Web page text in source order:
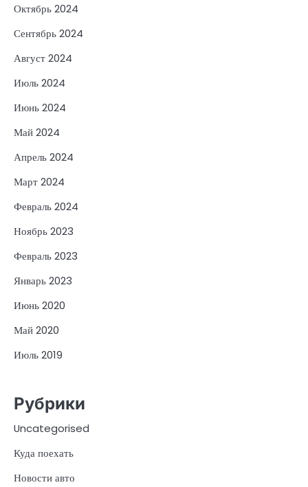
Октябрь 2024
Сентябрь 2024
Август 2024
Июль 2024
Июнь 2024
Май 2024
Апрель 2024
Март 2024
Февраль 2024
Ноябрь 2023
Февраль 2023
Январь 2023
Июнь 2020
Май 2020
Июль 2019
Рубрики
Uncategorised
Куда поехать
Новости авто